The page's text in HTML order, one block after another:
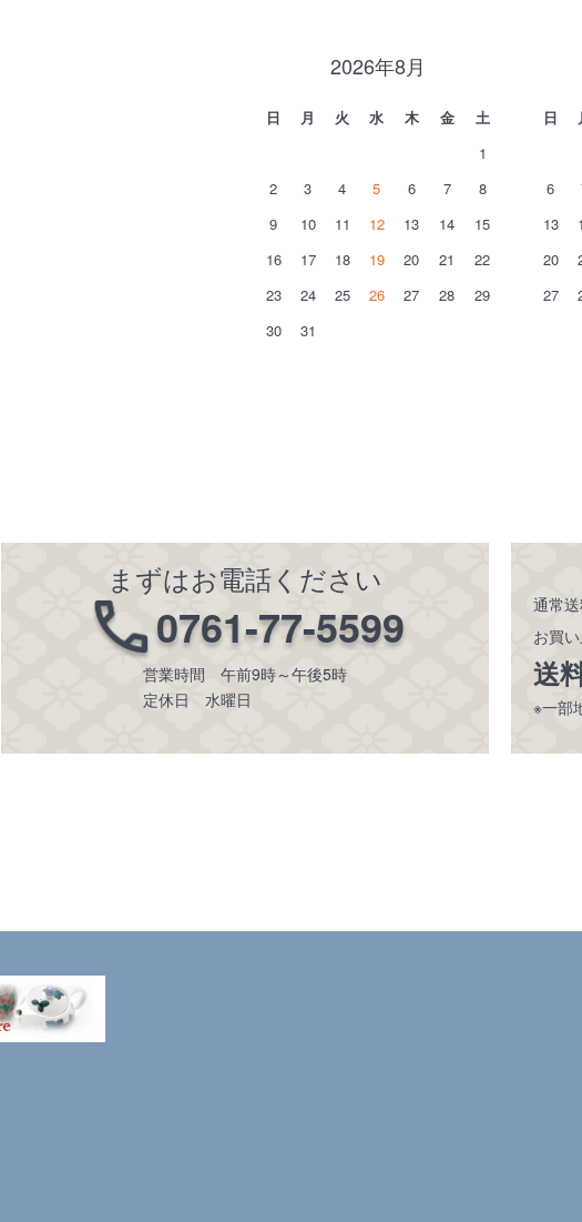
2026年8月
日 月 火 水 木 金
土
1
2
3 4 5 6 7
8
9
10 11 12 13 14
15
16
17 18 19 20 21
22
23
24 25 26 27 28
29
30
31
日
6
13
20
27
まずはお電話ください
0761-77-5599
営業時間 午前9時～午後5時
定休日 水曜日
通常
お買
送
※一部